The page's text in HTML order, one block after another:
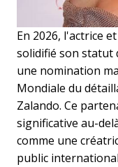
En 2026, l'actrice
solidifié son statut
une nomination
Mondiale du
Zalando. Ce
significative au-
comme une
public